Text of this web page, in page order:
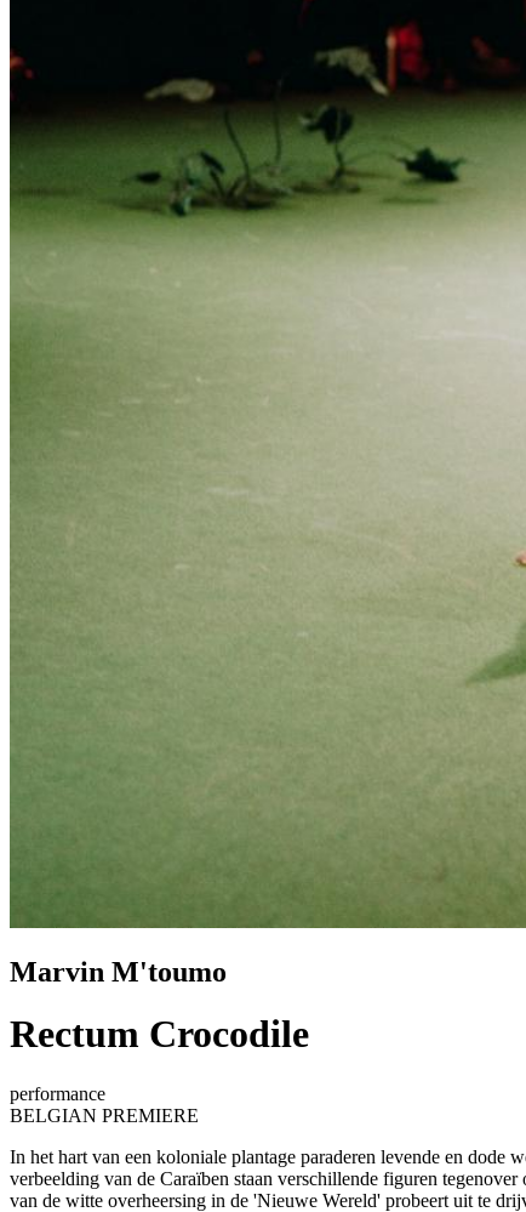
Marvin M'toumo
Rectum Crocodile
performance
BELGIAN PREMIERE
In het hart van een koloniale plantage paraderen levende en dode
verbeelding van de Caraïben staan verschillende figuren
van de witte overheersing in de 'Nieuwe Wereld' probeert uit te